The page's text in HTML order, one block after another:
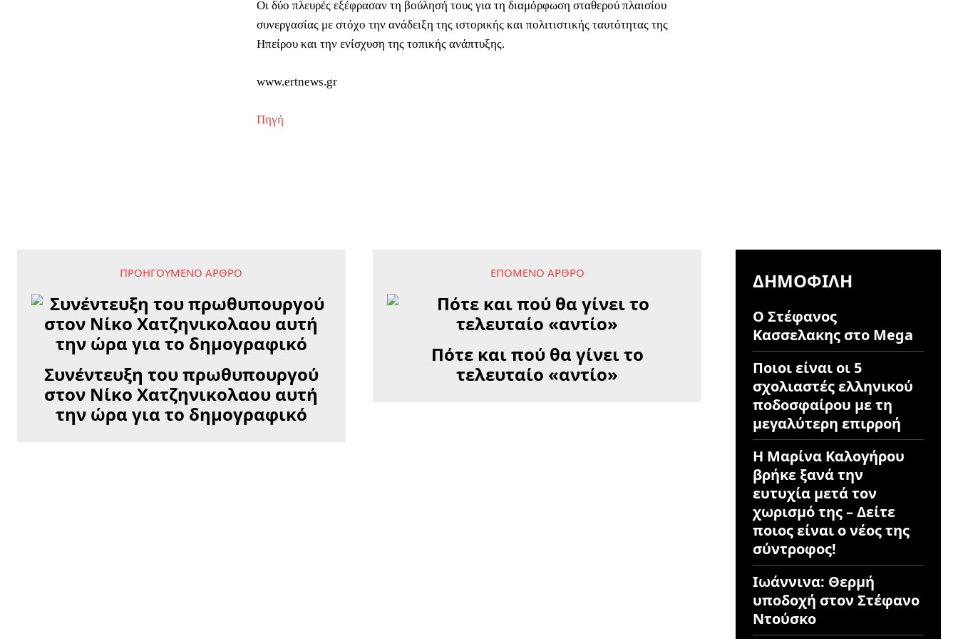
Οι δύο πλευρές εξέφρασαν τη βούλησή τους για τη διαμόρφωση σταθερού πλαισίου
συνεργασίας με στόχο την ανάδειξη της ιστορικής και πολιτιστικής ταυτότητας της
Ηπείρου και την ενίσχυση της τοπικής ανάπτυξης.
www.ertnews.gr
Πηγή
ΠΡΟΗΓΟΎΜΕΝΟ ΆΡΘΡΟ
Συνέντευξη του πρωθυπουργού
στον Νίκο Χατζηνικολαου αυτή
την ώρα για το δημογραφικό
ΕΠΌΜΕΝΟ ΆΡΘΡΟ
Πότε και πού θα γίνει το
τελευταίο «αντίο»
ΔΗΜΟΦΙΛΉ
Ο Στέφανος
Κασσελακης στο Mega
Ποιοι είναι οι 5
σχολιαστές ελληνικού
ποδοσφαίρου με τη
μεγαλύτερη επιρροή
Η Μαρίνα Καλογήρου
βρήκε ξανά την
ευτυχία μετά τον
χωρισμό της – Δείτε
ποιος είναι ο νέος της
σύντροφος!
Ιωάννινα: Θερμή
υποδοχή στον Στέφανο
Ντούσκο